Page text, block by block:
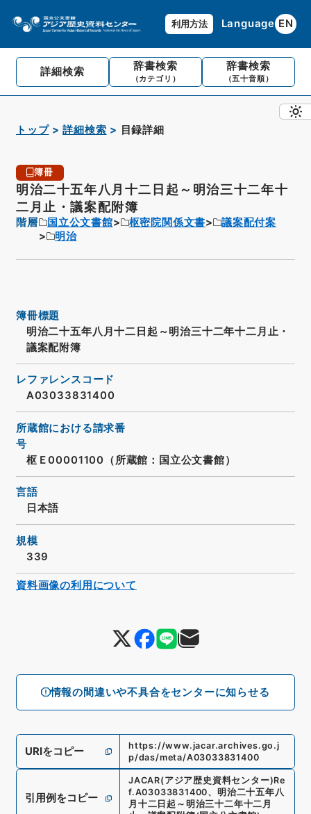
利用方法 Language EN
詳細検索 辞書検索
（カテゴリ）
辞書検索
（五十音順）
トップ 詳細検索 目録詳細
簿冊
明治二十五年八月十二日起～明治三十二年十
二月止・議案配附簿
階層 国立公文書館 枢密院関係文書
議案配付案
明治
情報の間違いや不具合をセンターに知らせる
簿冊標題
明治二十五年八月十二日起～明治三十二年十二月止・
議案配附簿
レファレンスコード
A03033831400
所蔵館における請求番
号
枢Ｅ00001100（所蔵館：国立公文書館）
言語
日本語
規模
339
URIをコピー
https://www.jacar.archives.go.j
p/das/meta/A03033831400
引用例をコピー
JACAR(アジア歴史資料センター)Re
f.A03033831400、 明治二十五年八
月十二日起～明治三十二年十二月
資料画像の利用について